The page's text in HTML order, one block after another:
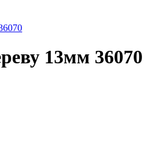
13мм 36070